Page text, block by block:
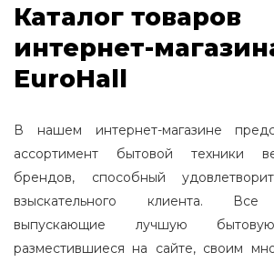
Каталог товаров
интернет-
EuroHall
В нашем интернет-магазине
ассортимент бытовой техники
брендов, способный
взыскательного клиента. Все
выпускающие лучшую
разместившиеся на сайте, своим